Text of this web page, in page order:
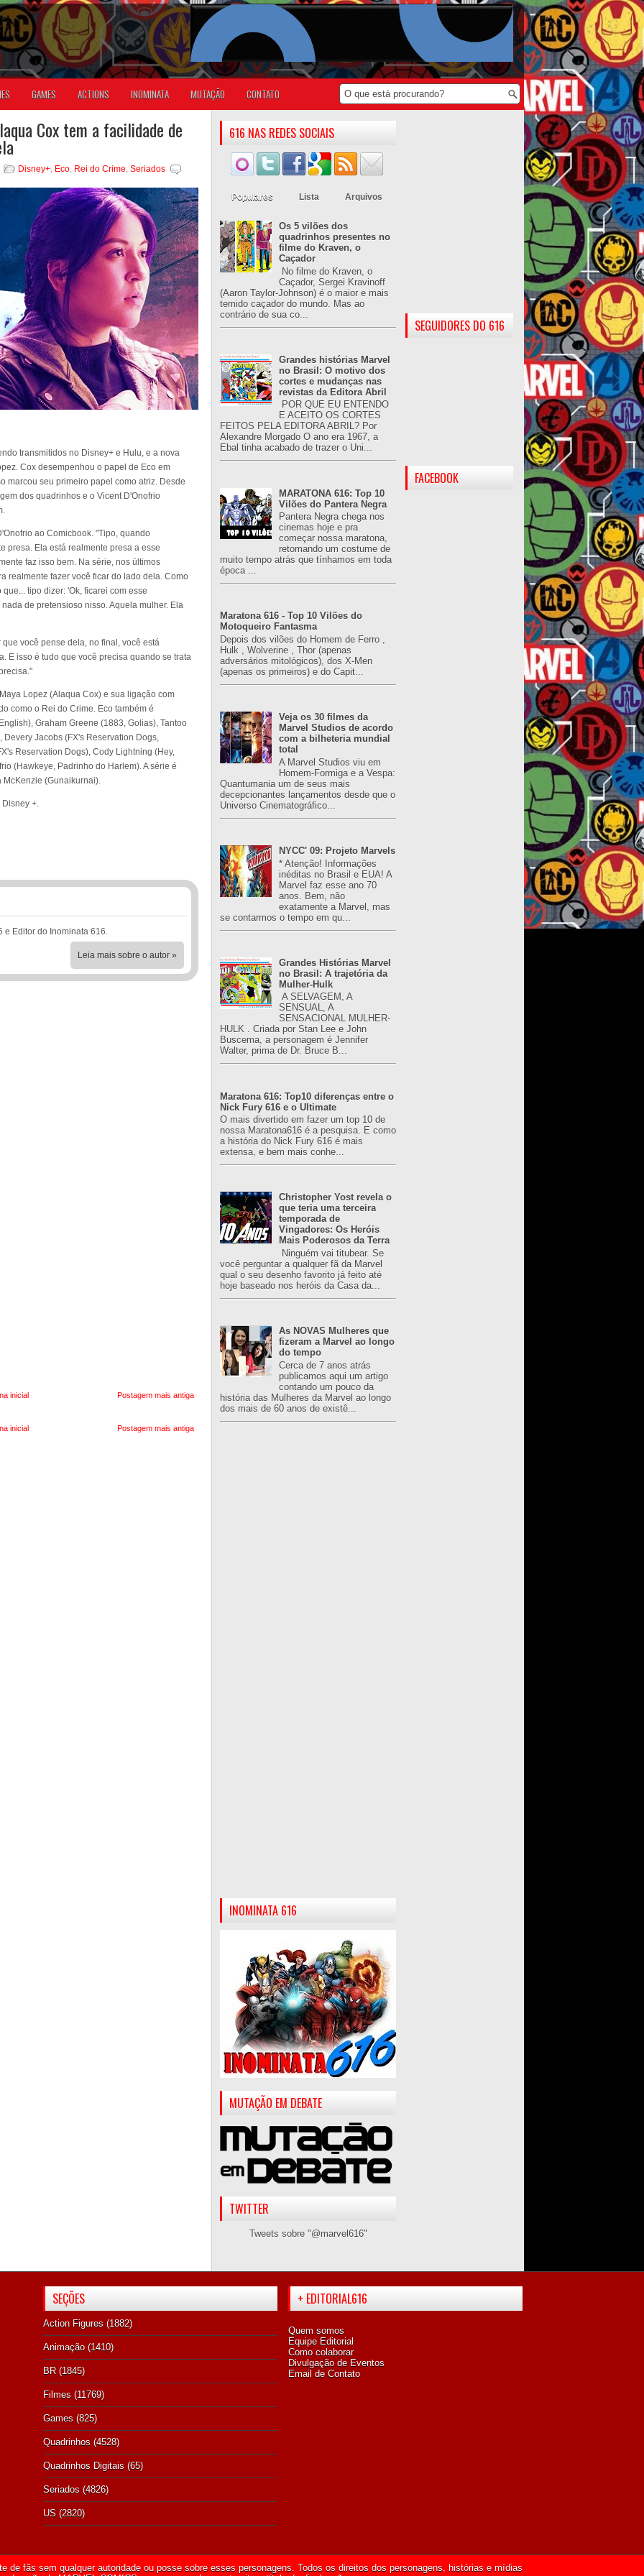
GAMES ACTIONS INOMINATA MUTAÇÃO CONTATO
Cox tem a facilidade de
Disney+, Eco, Rei do Crime, Seriados
transmitidos no Disney+ e Hulu, e a nova
Cox desempenhou o papel de Eco em
marcou seu primeiro papel como atriz. Desde
dos quadrinhos e o Vicent D'Onofrio
ao Comicbook. "Tipo, quando
presa. Ela está realmente presa a esse
faz isso bem. Na série, nos últimos
realmente fazer você ficar do lado dela. Como
tipo dizer: 'Ok, ficarei com esse
de pretensioso nisso. Aquela mulher. Ela
você pense dela, no final, você está
E isso é tudo que você precisa quando se trata
Lopez (Alaqua Cox) e sua ligação com
como o Rei do Crime. Eco também é
Graham Greene (1883, Golias), Tantoo
Jacobs (FX's Reservation Dogs,
Reservation Dogs), Cody Lightning (Hey,
(Hawkeye, Padrinho do Harlem). A série é
(Gunaikurnai).
+.
e Editor do Inominata 616.
Leia mais sobre o autor »
Postagem mais antiga
inicial
Postagem mais antiga
inicial
616 NAS REDES SOCIAIS
Populares Lista Arquivos
Os 5 vilões dos
quadrinhos presentes no
filme do Kraven, o
Caçador
No filme do Kraven, o
Caçador, Sergei Kravinoff
(Aaron Taylor-Johnson) é o maior e mais
temido caçador do mundo. Mas ao
contrário de sua co...
Grandes histórias Marvel
no Brasil: O motivo dos
cortes e mudanças nas
revistas da Editora Abril
POR QUE EU ENTENDO
E ACEITO OS CORTES
FEITOS PELA EDITORA ABRIL? Por
Alexandre Morgado O ano era 1967, a
Ebal tinha acabado de trazer o Uni...
MARATONA 616: Top 10
Vilões do Pantera Negra
Pantera Negra chega nos
cinemas hoje e pra
começar nossa maratona,
retomando um costume de
muito tempo atrás que tínhamos em toda
época ...
Maratona 616 - Top 10 Vilões do
Motoqueiro Fantasma
Depois dos vilões do Homem de Ferro ,
Hulk , Wolverine , Thor (apenas
adversários mitológicos), dos X-Men
(apenas os primeiros) e do Capit...
Veja os 30 filmes da
Marvel Studios de acordo
com a bilheteria mundial
total
A Marvel Studios viu em
Homem-Formiga e a Vespa:
Quantumania um de seus mais
decepcionantes lançamentos desde que o
Universo Cinematográfico...
NYCC' 09: Projeto Marvels
* Atenção! Informações
inéditas no Brasil e EUA! A
Marvel faz esse ano 70
anos. Bem, não
exatamente a Marvel, mas
se contarmos o tempo em qu...
Grandes Histórias Marvel
no Brasil: A trajetória da
Mulher-Hulk
A SELVAGEM, A
SENSUAL, A
SENSACIONAL MULHER-
HULK . Criada por Stan Lee e John
Buscema, a personagem é Jennifer
Walter, prima de Dr. Bruce B...
Maratona 616: Top10 diferenças entre o
Nick Fury 616 e o Ultimate
O mais divertido em fazer um top 10 de
nossa Maratona616 é a pesquisa. E como
a história do Nick Fury 616 é mais
extensa, e bem mais conhe...
Christopher Yost revela o
que teria uma terceira
temporada de
Vingadores: Os Heróis
Mais Poderosos da Terra
Ninguém vai titubear. Se
você perguntar a qualquer fã da Marvel
qual o seu desenho favorito já feito até
hoje baseado nos heróis da Casa da...
As NOVAS Mulheres que
fizeram a Marvel ao longo
do tempo
Cerca de 7 anos atrás
publicamos aqui um artigo
contando um pouco da
história das Mulheres da Marvel ao longo
dos mais de 60 anos de existê...
INOMINATA 616
MUTAÇÃO EM DEBATE
TWITTER
Tweets sobre "@marvel616"
SEGUIDORES DO 616
FACEBOOK
SEÇÕES
Action Figures (1882)
Animação (1410)
BR (1845)
Filmes (11769)
Games (825)
Quadrinhos (4528)
Quadrinhos Digitais (65)
Seriados (4826)
US (2820)
+ EDITORIAL616
Quem somos
Equipe Editorial
Como colaborar
Divulgação de Eventos
Email de Contato
de fãs sem qualquer autoridade ou posse sobre esses personagens. Todos os direitos dos personagens, histórias e mídias